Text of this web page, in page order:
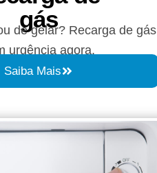
gás
de gelar? Recarga de gás
urgência agora.
Saiba Mais